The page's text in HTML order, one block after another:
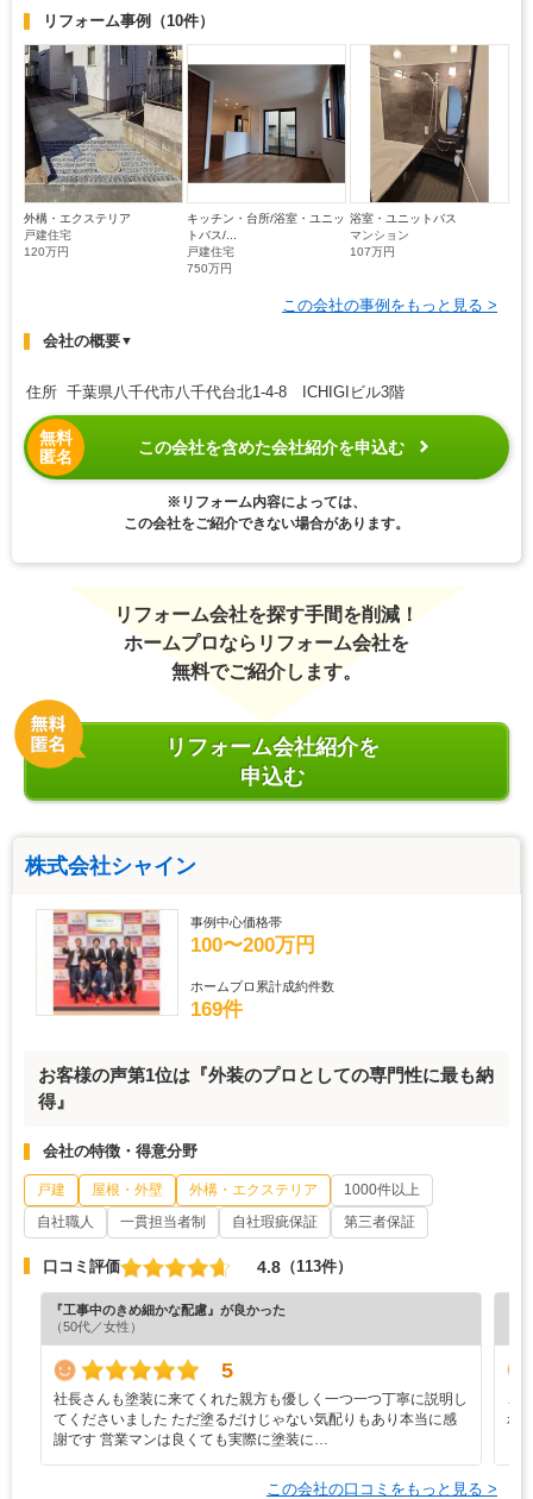
リフォーム事例 （10件）
外構・エクステリア
戸建住宅
120万円
キッチン・台所/浴室・ユニッ
トバス/...
戸建住宅
750万円
浴室・ユニットバス
マンション
107万円
この会社の事例をもっと見る >
会社の概要▼
住所 千葉県八千代市八千代台北1-4-8 ICHIGIビル3階
無料
匿名
この会社を含めた会社紹介を申込む
※リフォーム内容によっては、
この会社をご紹介できない場合があります。
リフォーム会社を探す手間を削減！
ホームプロならリフォーム会社を
無料でご紹介します。
リフォーム会社紹介を
申込む
株式会社シャイン
事例中心価格帯
100〜200万円
ホームプロ累計成約件数
169件
お客様の声第1位は『外装のプロとしての専門性に最も納
得』
会社の特徴・得意分野
戸建 屋根・外壁 外構・エクステリア
1000件以上
自社職人
一貫担当者制 自社瑕疵保証 第三者保証
口コミ評価 4.8 （113件）
『工事中のきめ細かな配慮』が良かった
（50代／女性）
5
社長さんも塗装に来てくれた親方も優しく一つ一つ丁寧に説明し
てくださいました ただ塗るだけじゃない気配りもあり本当に感
謝です 営業マンは良くても実際に塗装に…
れ
この会社の口コミをもっと見る >